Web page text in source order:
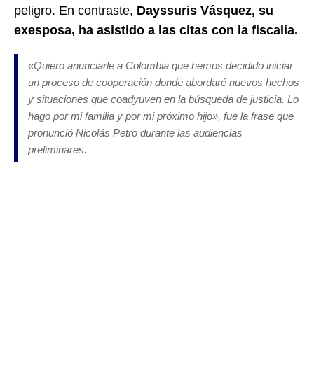
peligro. En contraste, Dayssuris Vásquez, su
exesposa, ha asistido a las citas con la fiscalía.
«Quiero anunciarle a Colombia que hemos decidido iniciar
un proceso de cooperación donde abordaré nuevos hechos
y situaciones que coadyuven en la búsqueda de justicia. Lo
hago por mi familia y por mi próximo hijo», fue la frase que
pronunció Nicolás Petro durante las audiencias
preliminares.